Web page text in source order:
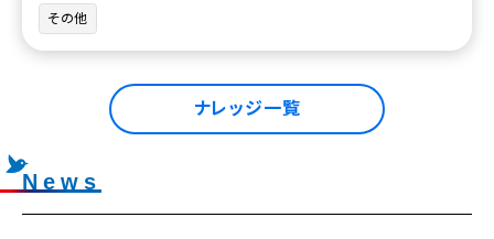
その他
ナレッジ一覧
News